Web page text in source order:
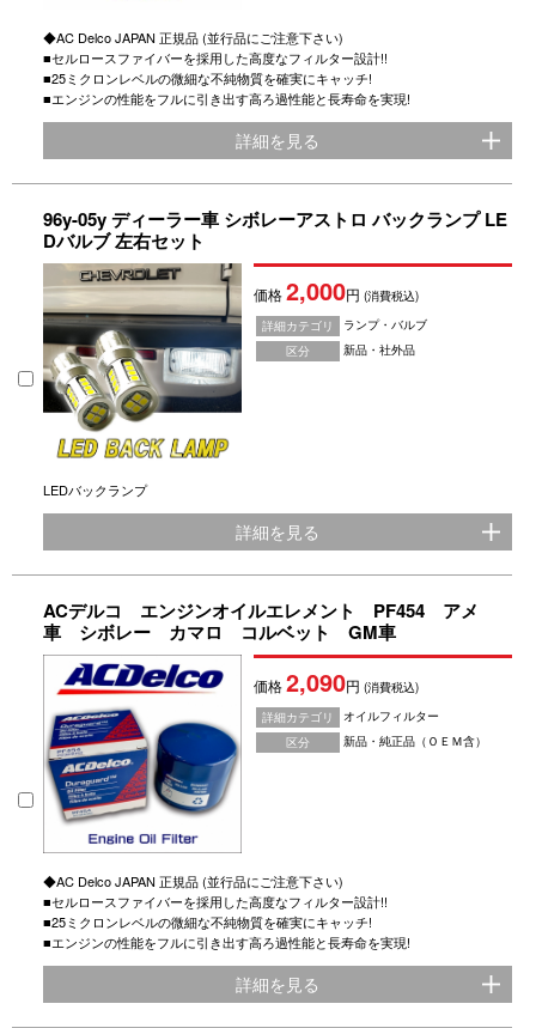
◆AC Delco JAPAN 正規品 (並行品にご注意下さい)
■セルロースファイバーを採用した高度なフィルター設計!!
■25ミクロンレベルの微細な不純物質を確実にキャッチ!
■エンジンの性能をフルに引き出す高ろ過性能と長寿命を実現!
詳細を見る
96y-05y ディーラー車 シボレーアストロ バックランプ LE
Dバルブ 左右セット
価格2,000円(消費税込)
詳細カテゴリ
ランプ・バルブ
区分
新品・社外品
LEDバックランプ
詳細を見る
ACデルコ エンジンオイルエレメント PF454 アメ
車 シボレー カマロ コルベット GM車
価格2,090円(消費税込)
詳細カテゴリ
オイルフィルター
区分
新品・純正品（ＯＥＭ含）
◆AC Delco JAPAN 正規品 (並行品にご注意下さい)
■セルロースファイバーを採用した高度なフィルター設計!!
■25ミクロンレベルの微細な不純物質を確実にキャッチ!
■エンジンの性能をフルに引き出す高ろ過性能と長寿命を実現!
詳細を見る